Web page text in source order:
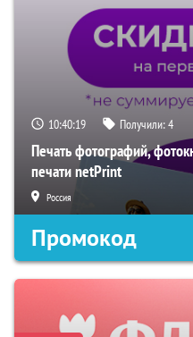
10:40:18 Получили:4
Печать фотографий,
печати netPrint
Россия
Промокод